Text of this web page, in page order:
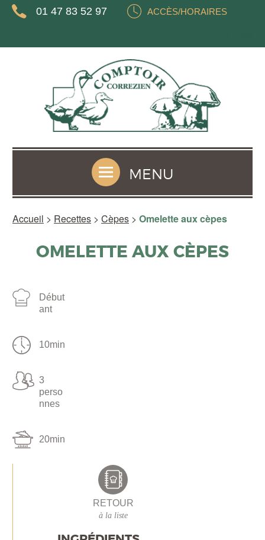
01 47 83 52 97 ACCÈS/HORAIRES
MENU
Accueil > Recettes > Cèpes > Omelette aux cèpes
OMELETTE AUX CÈPES
Début
ant
10min
3
perso
nnes
20min
RETOUR
à la liste